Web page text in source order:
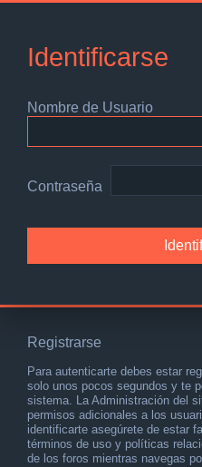
Identificarse
Nombre de Usuario
Contraseña
Registrarse
Para autenticarte debes estar
solo unos pocos segundos y te
sistema. La Administración del
permisos adicionales a los
identificarte asegúrete de estar
términos de uso y políticas
de los foros mientras navegas